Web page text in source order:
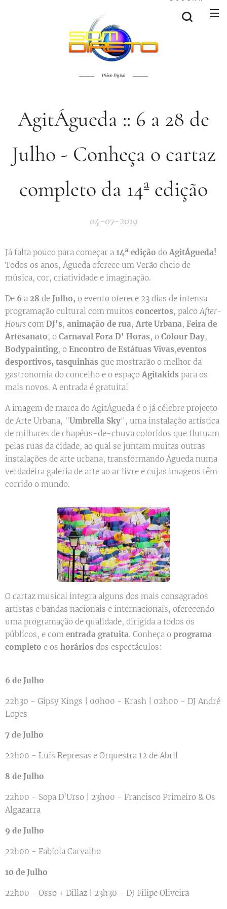
Diário Digital
AgitÁgueda :: 6 a 28 de
Julho - Conheça o cartaz
completo da 14ª edição
04-07-2019
Já falta pouco para começar a 14ª edição doAgitÁgueda!
Todos os anos, Águeda oferece um Verão cheio de
música, cor, criatividade e imaginação.
De 6 a 28 de Julho, o evento oferece 23 dias de intensa
programação cultural com muitos concertos, palcoAfter-
Hours com DJ's, animação de rua,Arte Urbana, Feira de
Artesanato, o Carnaval Fora D' Horas, o Colour Day,
Bodypainting, o Encontro de Estátuas Vivas,eventos
desportivos, tasquinhas que mostrarão o melhor da
gastronomia do concelho e o espaçoAgitakids para os
mais novos. A entrada é gratuita!
A imagem de marca do AgitÁgueda é o já célebre projecto
de Arte Urbana, "Umbrella Sky", uma instalação artística
de milhares de chapéus-de-chuva coloridos que flutuam
pelas ruas da cidade, ao qual se juntam muitas outras
instalações de arte urbana, transformando Águeda numa
verdadeira galeria de arte ao ar livre e cujas imagens têm
corrido o mundo.
O cartaz musical integra alguns dos mais consagrados
artistas e bandas nacionais e internacionais, oferecendo
uma programação de qualidade, dirigida a todos os
públicos, e com entrada gratuita. Conheça o programa
completo e os horários dos espectáculos:
6 de Julho
22h30 - Gipsy Kings | 00h00 - Krash | 02h00 - DJ André
Lopes
7 de Julho
22h00 - Luís Represas e Orquestra 12 de Abril
8 de Julho
22h00 - Sopa D'Urso | 23h00 - Francisco Primeiro & Os
Algazarra
9 de Julho
22h00 - Fabíola Carvalho
10 de Julho
22h00 - Osso + Dillaz | 23h30 - DJ Filipe Oliveira